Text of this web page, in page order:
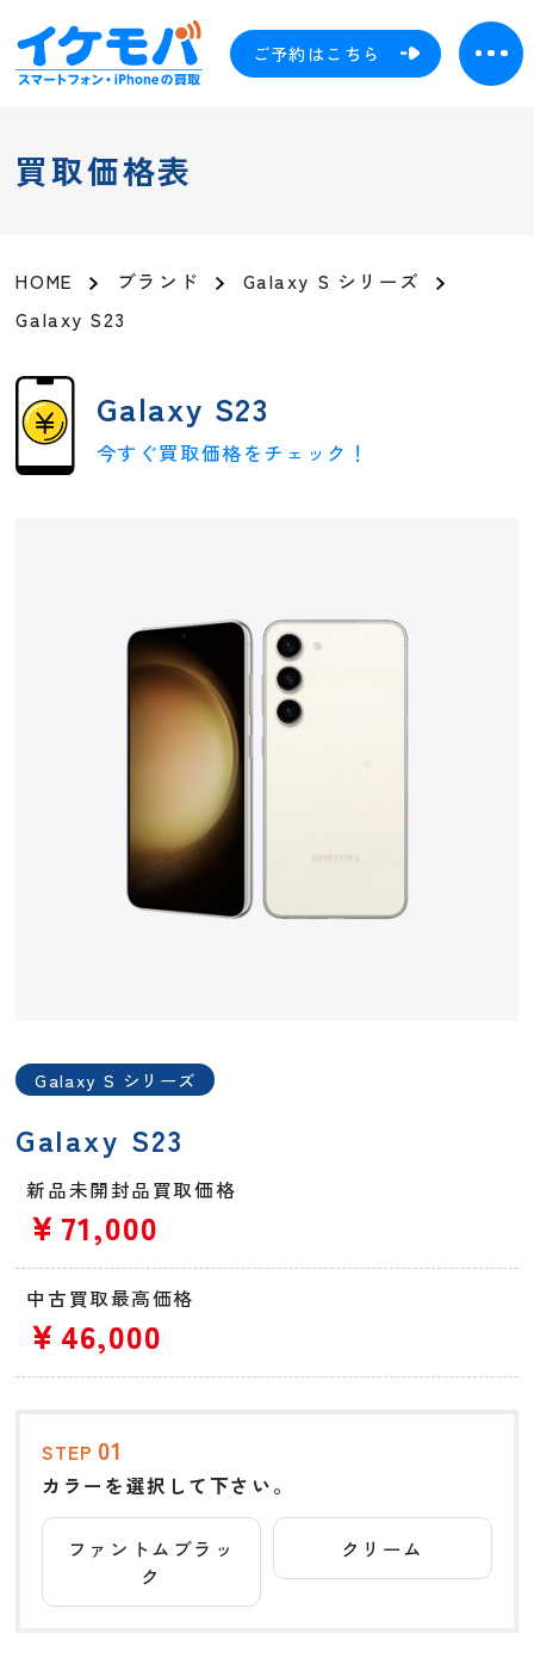
ご予約はこちら
買取価格表
HOME ブランド
Galaxy S シリーズ
Galaxy S23
Galaxy S23
今すぐ買取価格をチェック！
Galaxy S シリーズ
Galaxy S23
新品未開封品買取価格
￥71,000
中古買取最高価格
￥46,000
STEP 01
カラーを選択して下さい。
ファントムブラッ
ク
クリーム